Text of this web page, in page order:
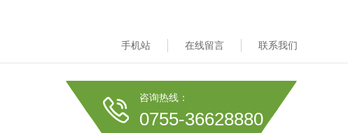
手机站 在线留言 联系我们
咨询热线：
0755-36628880